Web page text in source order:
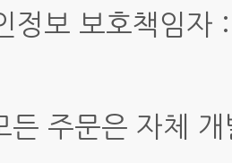
정보 보호책임
든 주문은 자체